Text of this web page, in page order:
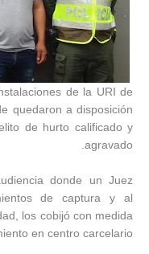
de la URI de
quedaron a disposición
de hurto calificado y
agravado.
donde un Juez
de captura y al
los cobijó con medida
en centro carcelario.